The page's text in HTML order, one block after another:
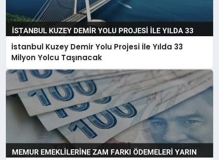
İstanbul Kuzey Demir Yolu Projesi İle Yılda 33
Milyon Yolcu Taşınacak